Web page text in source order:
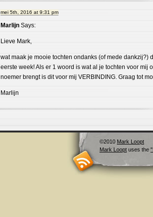
mei 5th, 2016 at 9:31 pm
Marlijn Says:
Lieve Mark,
wat maak je mooie tochten ondanks (of mede dankzij?)
eerste week! Als er 1 woord is wat al je tochten voor mij
noemer brengt is dit voor mij VERBINDING. Graag tot
Marlijn
©2010 Mark Loopt
Mark Loopt uses the